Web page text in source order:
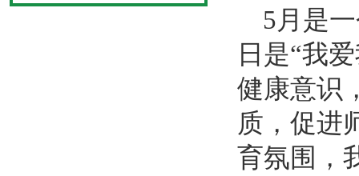
5月是
日是“我
健康意识
质，促进
育氛围，